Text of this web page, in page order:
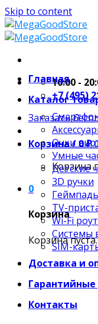
Skip to content
10:00 -
+7 (495)
Заказать
Корзина /0₽
Корзина
0
Корзина
Корзина пуста.
Главная
Каталог
Очки
Умные
Детские
3D ручки
TV-
Wi-Fi
Системы
SIM-
Доставка и
Гарантийные
Контакты